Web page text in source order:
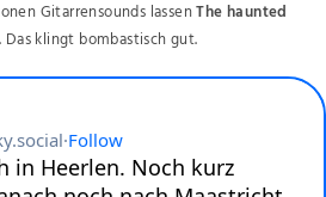
Gitarrensounds lassenThe haunted
Das klingt bombastisch gut.